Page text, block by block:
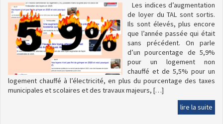
Les indices d’augmentation
de loyer du TAL sont sortis.
Ils sont élevés, plus encore
que l’année passée qui était
sans précédent. On parle
d’un pourcentage de 5,9%
pour un logement non
chauffé et de 5,5% pour un
logement chauffé à l’électricité, en plus du pourcentage des taxes
municipales et scolaires et des travaux majeurs, […]
lire la suite